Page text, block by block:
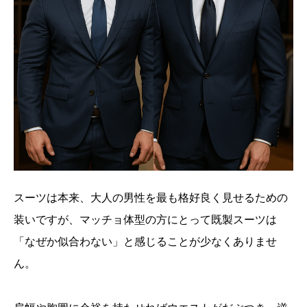
スーツは本来、大人の男性を最も格好良く見せるための
装いですが、マッチョ体型の方にとって既製スーツは
「なぜか似合わない」と感じることが少なくありませ
ん。